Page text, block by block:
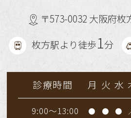
〒573-0032 大阪府枚
枚方駅より徒歩1分
診療時間 月 火 水
9:00～13:00 ● ● ●